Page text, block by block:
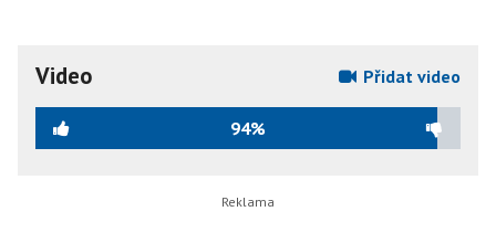
Video Přidat video
94%